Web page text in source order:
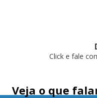
Click e fale
Veja o que